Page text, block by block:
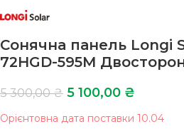
Сонячна панель Longi
72HGD-595M
5 300,00₴ 5 100,00 ₴
Орієнтовна дата поставки 10.04